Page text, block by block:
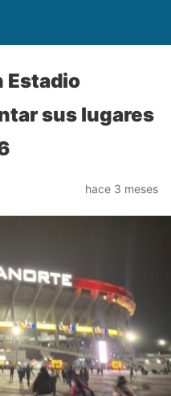
Estadio
sus lugares
hace 3 meses